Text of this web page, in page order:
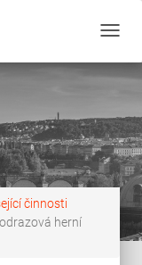
činnosti
herní